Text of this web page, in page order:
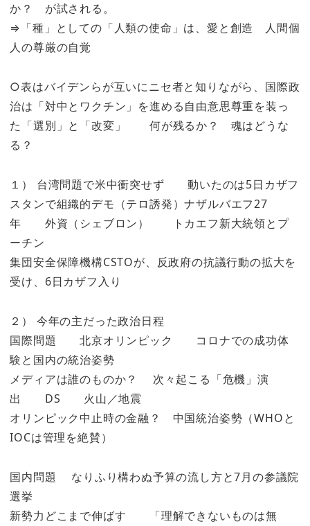
か？ が試される。
⇒「種」としての「人類の使命」は、愛と創造 人間個
人の尊厳の自覚
○表はバイデンらが互いにニセ者と知りながら、国際政
治は「対中とワクチン」を進める自由意思尊重を装っ
た「選別」と「改変」 何が残るか？ 魂はどうな
る？
１） 台湾問題で米中衝突せず 動いたのは5日カザフ
スタンで組織的デモ（テロ誘発）ナザルバエフ27
年 外資（シェブロン） トカエフ新大統領とプ
ーチン
集団安全保障機構CSTOが、反政府の抗議行動の拡大を
受け、6日カザフ入り
２） 今年の主だった政治日程
国際問題 北京オリンピック コロナでの成功体
験と国内の統治姿勢
メディアは誰のものか？ 次々起こる「危機」演
出 DS 火山／地震
オリンピック中止時の金融？ 中国統治姿勢（WHOと
IOCは管理を絶賛）
国内問題 なりふり構わぬ予算の流し方と7月の参議院
選挙
新勢力どこまで伸ばす 「理解できないものは無